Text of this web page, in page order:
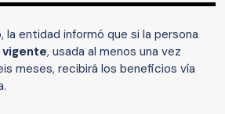
entidad informó que si la persona
vigente, usada al menos una vez
meses, recibirá los beneficios vía